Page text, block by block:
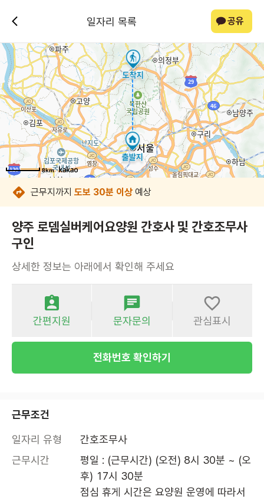
일자리 목록 공유
8km
8km
8km
8km
8km
8km
8km
8km
근무지까지 도보 30분 이상 예상
양주 로뎀실버케어요양원 간호사 및 간호조무사
구인
상세한 정보는 아래에서 확인해 주세요
간편지원 문자문의 관심표시
전화번호 확인하기
근무조건
일자리 유형
간호조무사
근무시간
평일 : (근무시간) (오전) 8시 30분 ~ (오
후) 17시 30분
점심 휴게 시간은 요양원 운영에 따라서